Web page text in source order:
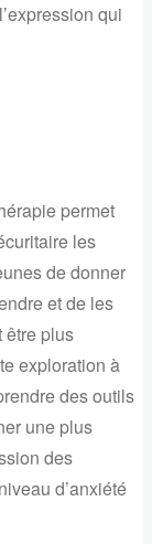
qui
permet
les
de donner
et de les
être plus
exploration à
des outils
une plus
des
d’anxiété